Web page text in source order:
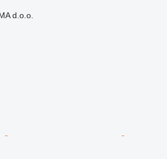
d.o.o.